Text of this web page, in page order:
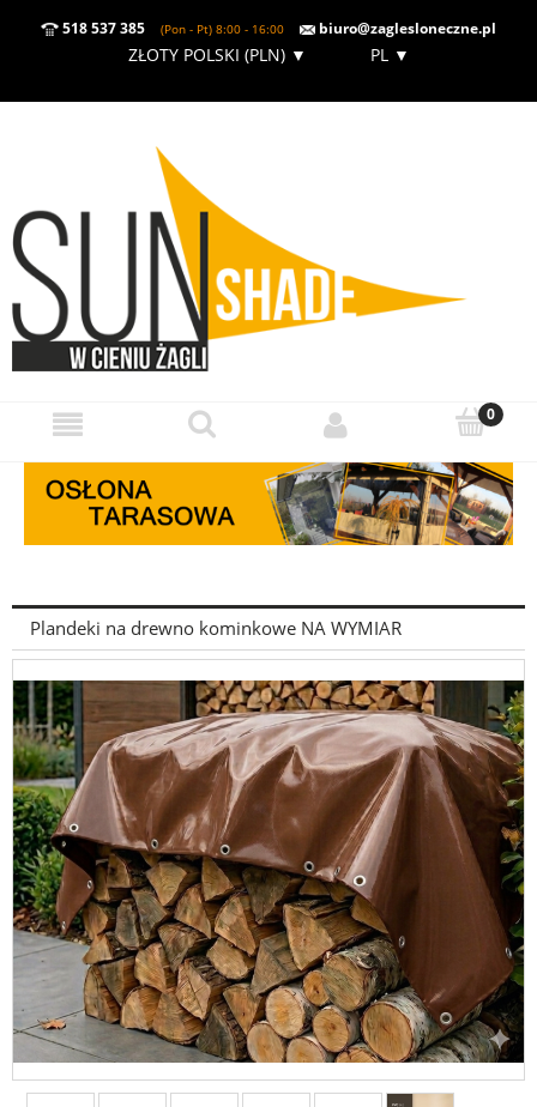
518 537 385 (Pon - Pt) 8:00 - 16:00 biuro@zaglesloneczne.pl
ZŁOTY POLSKI (PLN)▼ PL ▼
Plandeki na drewno kominkowe NA WYMIAR